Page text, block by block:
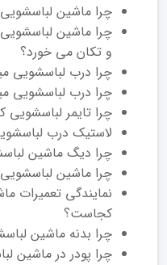
چرا ماشین
چرا ماشین
و تکان می خورد؟
چرا درب لباسشویی
چرا درب لباسشویی
چرا تایمر لباسشویی
لاستیک درب
چرا دیگ ماشین
چرا ماشین
نمایندگی تعمیرات
کجاست؟
چرا بدنه ماشین
چرا پودر در ماشین